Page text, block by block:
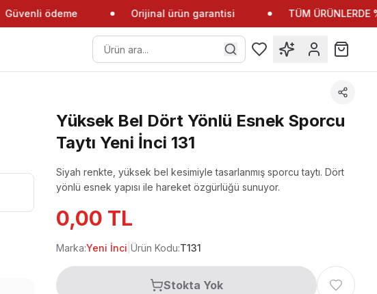
Güvenli ödeme Orijinal ürün garantisi TÜM ÜRÜNLERDE
Yüksek Bel Dört Yönlü Esnek Sporcu
Taytı Yeni İnci 131
Siyah renkte, yüksek bel kesimiyle tasarlanmış sporcu taytı. Dört
yönlü esnek yapısı ile hareket özgürlüğü sunuyor.
0,00 TL
Marka:Yeni İnci |Ürün Kodu:T131
Stokta Yok